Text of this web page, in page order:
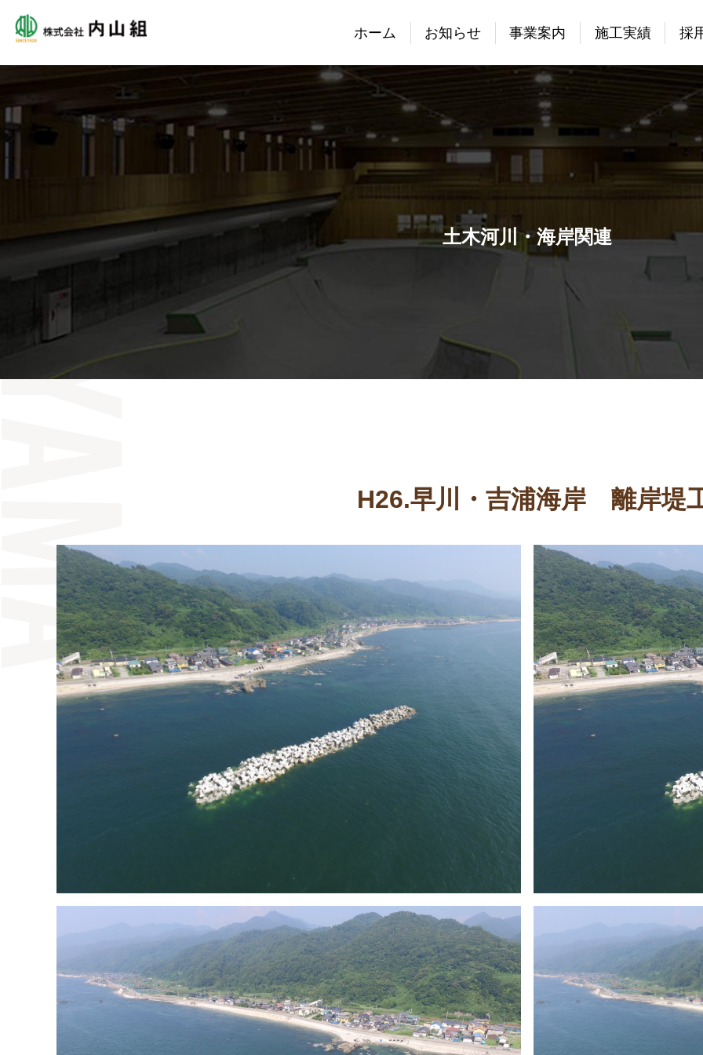
ホーム お知らせ 事業案内 施工実績 採
土木河川・海岸関連
H26.早川・吉浦海岸 離岸堤